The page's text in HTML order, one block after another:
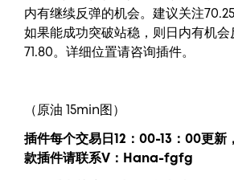
内有继续反弹的机会。建议关注
如果能成功突破站稳，则日内有机会
71.80。详细位置请咨询插件。
（原油 15min图）
插件每个交易日12：00-13：00更新，
款插件请联系V： Hana-fgfg